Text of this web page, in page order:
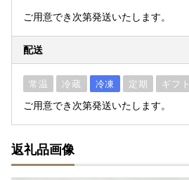
ご用意でき次第発送いたします。
配送
常温 冷蔵 冷凍 定期 ギフト
ご用意でき次第発送いたします。
返礼品画像